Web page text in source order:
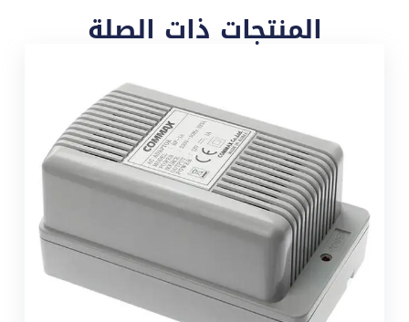
المنتجات ذات الصلة